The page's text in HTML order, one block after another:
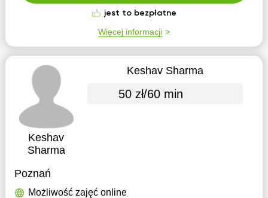
jest to bezpłatne
Więcej informacji
Keshav
Sharma
Keshav Sharma
50 zł/60 min
Poznań
Możliwość zajęć online